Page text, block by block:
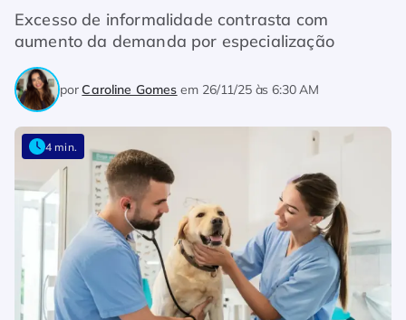
Excesso de informalidade contrasta com
aumento da demanda por especialização
porCaroline Gomes em 26/11/25 às 6:30 AM
4 min.